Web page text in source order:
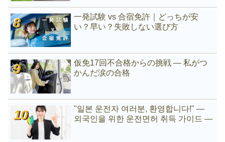
一発試験 vs 合宿免許｜どっちが安
い？早い？失敗しない選び方
仮免17回不合格からの挑戦 ― 私がつ
かんだ涙の合格
"일본 운전자 여러분, 환영합니다!" —
외국인을 위한 운전면허 취득 가이드 —